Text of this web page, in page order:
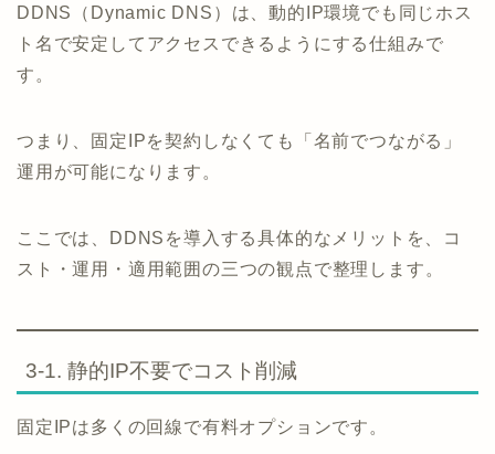
DDNS（Dynamic DNS）は、動的IP環境でも同じホス
ト名で安定してアクセスできるようにする仕組みで
す。
つまり、固定IPを契約しなくても「名前でつながる」
運用が可能になります。
ここでは、DDNSを導入する具体的なメリットを、コ
スト・運用・適用範囲の三つの観点で整理します。
3-1. 静的IP不要でコスト削減
固定IPは多くの回線で有料オプションです。